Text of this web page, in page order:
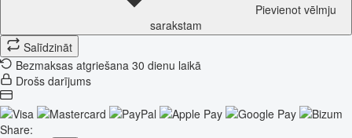
Pievienot vēlmju
sarakstam
Salīdzināt
Bezmaksas atgriešana 30 dienu laikā
Drošs darījums
Share: